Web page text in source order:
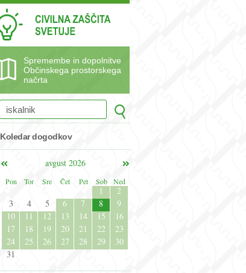
Spremembe in dopolnitve
Občinskega prostorskega
načrta
Koledar dogodkov
avgust 2026
Pon
Tor Sre Čet Pet Sob Ned
1
2
3
4 5 6 7 8
9
10
11 12 13 14 15
16
17
18 19 20 21 22
23
24
25 26 27 28 29
30
31